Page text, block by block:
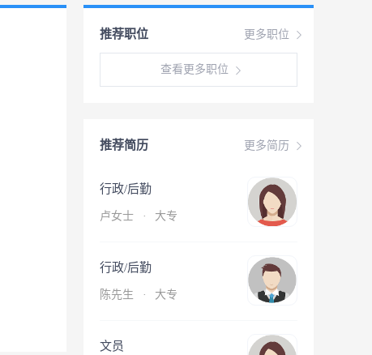
更多职位
推荐职位
查看更多职位
更多简历
推荐简历
行政/后勤
卢女士 · 大专
行政/后勤
陈先生 · 大专
文员